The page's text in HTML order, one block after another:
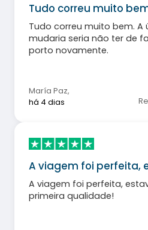
Tudo correu muito
Tudo correu muito bem. A
mudaria seria não ter de
porto novamente.
María Paz,
há 4 dias
A viagem foi perfeita,
A viagem foi perfeita,
primeira qualidade!